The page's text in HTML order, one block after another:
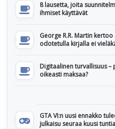
8 lausetta, joita
ihmiset käyttävät
George R.R. Martin
odotetulla kirjalla ei
Digitaalinen turvallisuus
oikeasti maksaa?
GTA VI:n uusi ennakko
julkaisu seuraa kuusi